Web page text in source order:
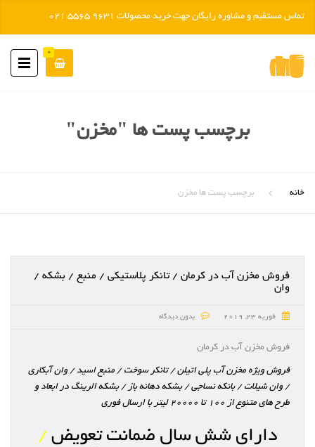
0
برچسب پست ها "مخزن"
خانه برچسب پست ها مخزن
فروش مخزن آب در کرمان / تانکر پلاستیکی / منبع / بشکه /
وان
فوریه 23, 2019 بدون دیدگاه
فروش مخزن آب در کرمان
فروش ویژه مخزن آب پلی اتیلن / تانکر سوخت / منبع اسید / وان آبکاری
/ وان شیلات / بانکه نساجی / بشکه دهانه باز / بشکه الرینگ در ابعاد و
طرح های متنوع از ۱۰۰ تا ۲۰۰۰۰ لیتر با ارسال فوری
دارای شش سال ضمانت تعویض /
تماس مستقیم و مشاوره رایگان جهت خرید محصولات 9631 5565 021